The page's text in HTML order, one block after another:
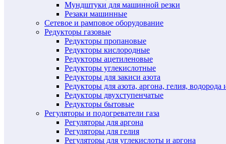
Мундштуки для машинной резки
Резаки машинные
Сетевое и рамповое оборудование
Редукторы газовые
Редукторы пропановые
Редукторы кислородные
Редукторы ацетиленовые
Редукторы углекислотные
Редукторы для закиси азота
Редукторы для азота, аргона, гелия, водорода
Редукторы двухступенчатые
Редукторы бытовые
Регуляторы и подогреватели газа
Регуляторы для аргона
Регуляторы для гелия
Регуляторы для углекислоты и аргона